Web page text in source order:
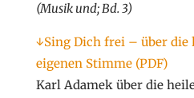
(Musik und; Bd. 3)
↓Sing Dich frei – über die
eigenen Stimme (PDF)
Karl Adamek über die